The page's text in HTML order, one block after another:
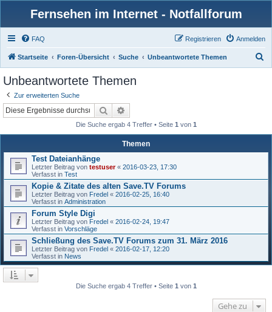
Fernsehen im Internet - Notfallforum
FAQ Anmelden
Registrieren
Startseite Foren-Übersicht Suche Unbeantwortete Themen
Unbeantwortete Themen
Zur erweiterten Suche
Suche
Die Suche ergab 4 Treffer • Seite 1 von 1
Themen
Test Dateianhänge
Letzter Beitrag von testuser« 2016-03-23, 17:30
Verfasst in Test
Kopie & Zitate des alten Save.TV Forums
Letzter Beitrag von Fredel « 2016-02-25, 16:40
Verfasst in Administration
Forum Style Digi
Letzter Beitrag von Fredel « 2016-02-24, 19:47
Verfasst in Vorschläge
Schließung des Save.TV Forums zum 31. März 2016
Letzter Beitrag von Fredel « 2016-02-17, 12:20
Verfasst in News
Die Suche ergab 4 Treffer • Seite 1 von 1
Gehe zu